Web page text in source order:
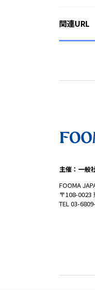
関連URL
主催：一般
FOOMA
〒108-0023
TEL 03-